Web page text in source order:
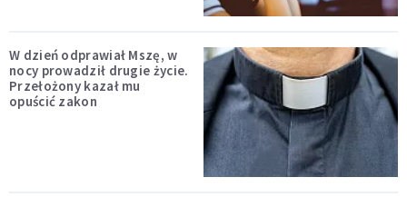
W dzień odprawiał Mszę, w
nocy prowadził drugie życie.
Przełożony kazał mu
opuścić zakon